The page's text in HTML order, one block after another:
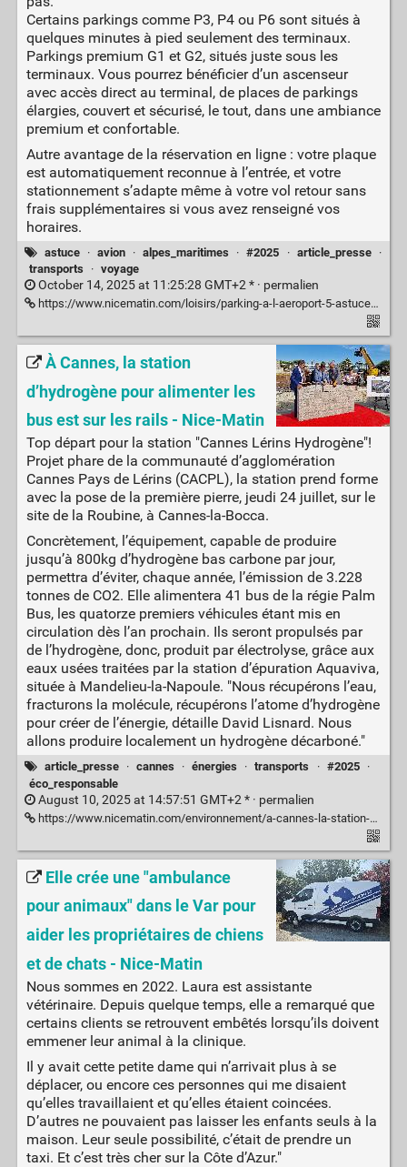
Certains parkings comme P3, P4 ou P6 sont situés à
quelques minutes à pied seulement des terminaux.
Parkings premium G1 et G2, situés juste sous les
terminaux. Vous pourrez bénéficier d’un ascenseur
avec accès direct au terminal, de places de parkings
élargies, couvert et sécurisé, le tout, dans une ambiance
premium et confortable.
Autre avantage de la réservation en ligne : votre plaque
est automatiquement reconnue à l’entrée, et votre
stationnement s’adapte même à votre vol retour sans
frais supplémentaires si vous avez renseigné vos
horaires.
astuce · avion · alpes_maritimes · #2025 · article_presse
·
transports
· voyage
October 14, 2025 at 11:25:28 GMT+2 * · permalien
https://www.nicematin.com/loisirs/parking-a-l-aeroport-5-astuces-pour-preparer-vos-prochaines-vacances-sereinement-10651638
À Cannes, la station
d’hydrogène pour alimenter les
bus est sur les rails - Nice-Matin
Top départ pour la station "Cannes Lérins Hydrogène"!
Projet phare de la communauté d’agglomération
Cannes Pays de Lérins (CACPL), la station prend forme
avec la pose de la première pierre, jeudi 24 juillet, sur le
site de la Roubine, à Cannes-la-Bocca.
Concrètement, l’équipement, capable de produire
jusqu’à 800kg d’hydrogène bas carbone par jour,
permettra d’éviter, chaque année, l’émission de 3.228
tonnes de CO2. Elle alimentera 41 bus de la régie Palm
Bus, les quatorze premiers véhicules étant mis en
circulation dès l’an prochain. Ils seront propulsés par
de l’hydrogène, donc, produit par électrolyse, grâce aux
eaux usées traitées par la station d’épuration Aquaviva,
située à Mandelieu-la-Napoule. "Nous récupérons l’eau,
fracturons la molécule, récupérons l’atome d’hydrogène
pour créer de l’énergie, détaille David Lisnard. Nous
allons produire localement un hydrogène décarboné."
article_presse · cannes · énergies · transports · #2025
·
éco_responsable
August 10, 2025 at 14:57:51 GMT+2 * · permalien
https://www.nicematin.com/environnement/a-cannes-la-station-d-hydrogene-pour-alimenter-les-bus-est-sur-les-rails-996617
Elle crée une "ambulance
pour animaux" dans le Var pour
aider les propriétaires de chiens
et de chats - Nice-Matin
Nous sommes en 2022. Laura est assistante
vétérinaire. Depuis quelque temps, elle a remarqué que
certains clients se retrouvent embêtés lorsqu’ils doivent
emmener leur animal à la clinique.
Il y avait cette petite dame qui n’arrivait plus à se
déplacer, ou encore ces personnes qui me disaient
qu’elles travaillaient et qu’elles étaient coincées.
D’autres ne pouvaient pas laisser les enfants seuls à la
maison. Leur seule possibilité, c’était de prendre un
taxi. Et c’est très cher sur la Côte d’Azur."